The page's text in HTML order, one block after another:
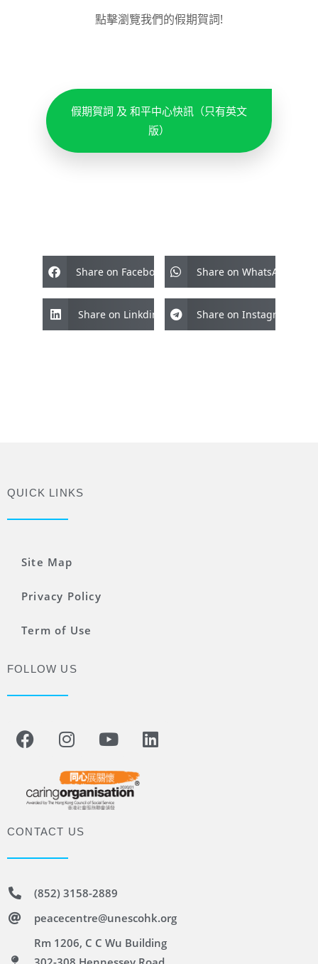
點擊瀏覽我們的假期賀詞!
假期賀詞 及 和平中心快訊（只有英文
版）
Share on Facebook Share on WhatsApp
Share on Linkdin Share on Instagram
QUICK LINKS
Site Map
Privacy Policy
Term of Use
FOLLOW US
CONTACT US
(852) 3158-2889
peacecentre@unescohk.org
Rm 1206, C C Wu Building